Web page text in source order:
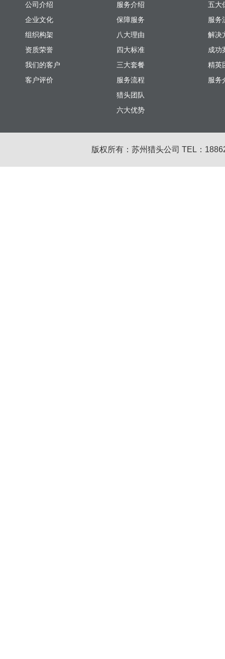
公司介绍
企业文化
组织构架
资质荣誉
我们的客户
客户评价
服务介绍
保障服务
八大理由
四大标准
三大套餐
服务流程
猎头团队
六大优势
五大
服务
解决
成功
精英
服务
版权所有：苏州猎头公司 TEL：